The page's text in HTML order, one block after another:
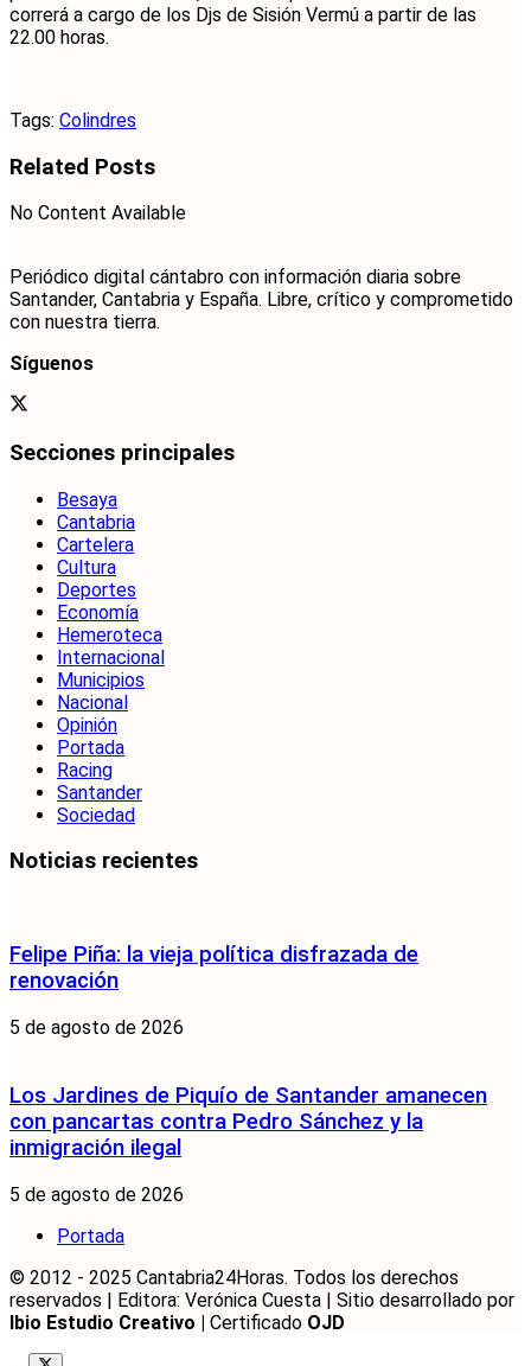
correrá a cargo de los Djs de Sisión Vermú a partir de las
22.00 horas.
Tags: Colindres
Related Posts
No Content Available
Periódico digital cántabro con información diaria sobre
Santander, Cantabria y España. Libre, crítico y comprometido
con nuestra tierra.
Síguenos
Secciones principales
Besaya
Cantabria
Cartelera
Cultura
Deportes
Economía
Hemeroteca
Internacional
Municipios
Nacional
Opinión
Portada
Racing
Santander
Sociedad
Noticias recientes
Felipe Piña: la vieja política disfrazada de
renovación
5 de agosto de 2026
Los Jardines de Piquío de Santander amanecen
con pancartas contra Pedro Sánchez y la
inmigración ilegal
5 de agosto de 2026
Portada
© 2012 - 2025 Cantabria24Horas. Todos los derechos
reservados | Editora: Verónica Cuesta | Sitio desarrollado por
Ibio Estudio Creativo | Certificado OJD